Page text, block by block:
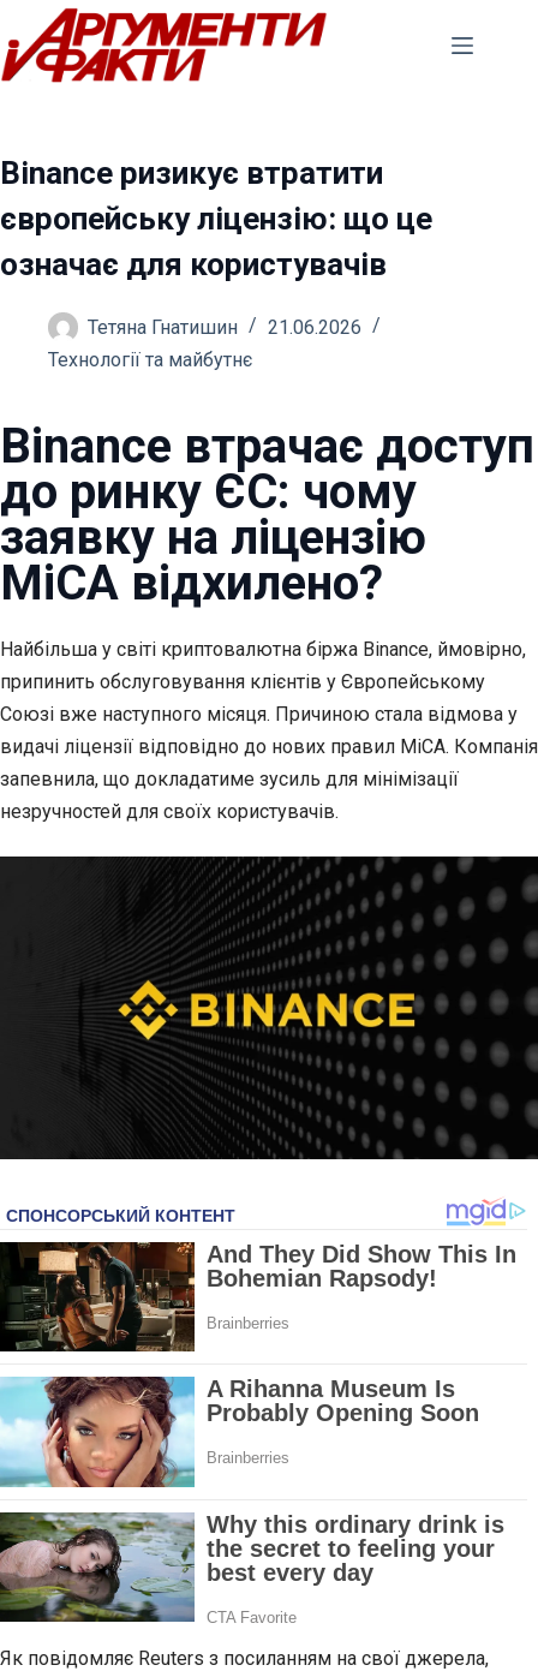
Перейти
до
вмісту
Binance ризикує втратити
європейську ліцензію: що це
означає для користувачів
Тетяна Гнатишин
21.06.2026
Технології та майбутнє
Binance втрачає доступ
до ринку ЄС: чому
заявку на ліцензію
MiCA відхилено?
Найбільша у світі криптовалютна біржа Binance, ймовірно,
припинить обслуговування клієнтів у Європейському
Союзі вже наступного місяця. Причиною стала відмова у
видачі ліцензії відповідно до нових правил MiCA. Компанія
запевнила, що докладатиме зусиль для мінімізації
незручностей для своїх користувачів.
Як повідомляє Reuters з посиланням на свої джерела,